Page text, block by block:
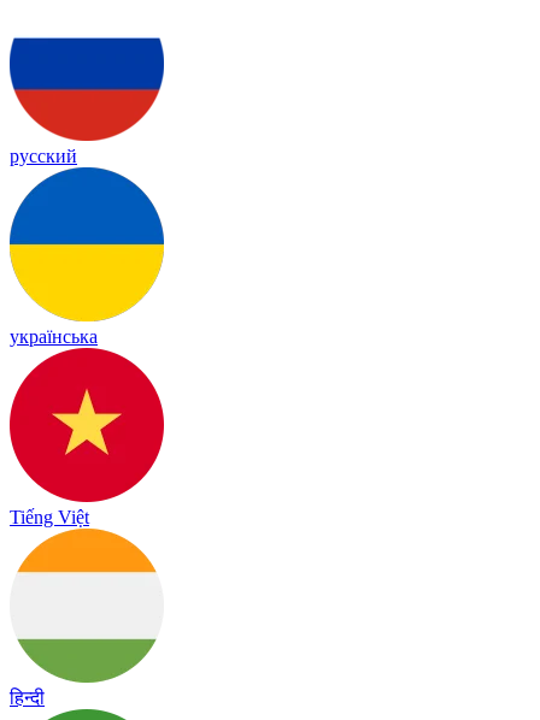
русский
українська
Tiếng Việt
हिन्दी